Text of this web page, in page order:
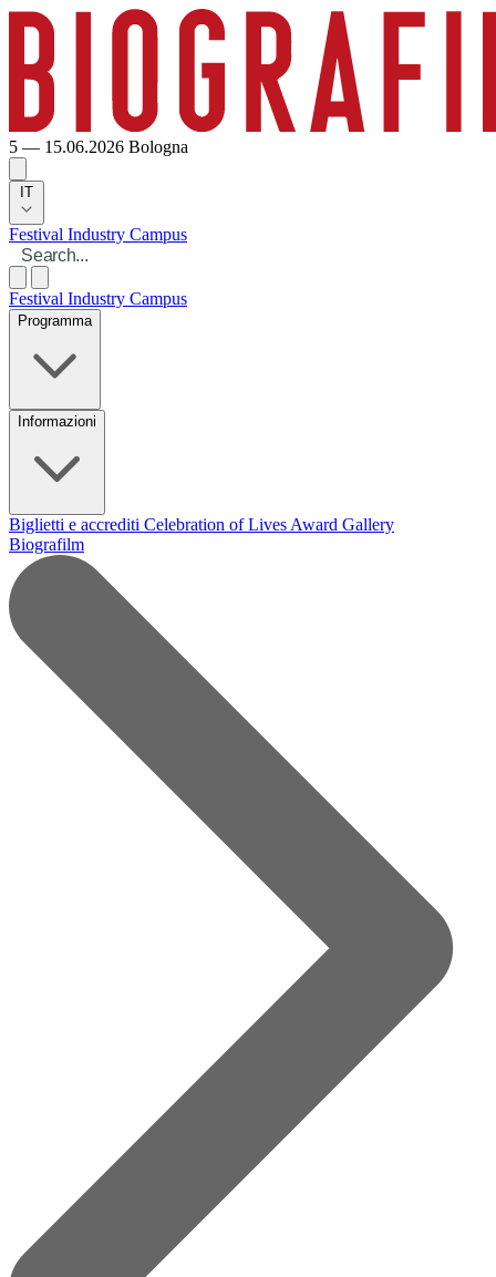
5 — 15.06.2026 Bologna
IT
Festival Industry Campus
Festival Industry Campus
Programma
Informazioni
Biglietti e accrediti Celebration of Lives Award Gallery
Biografilm